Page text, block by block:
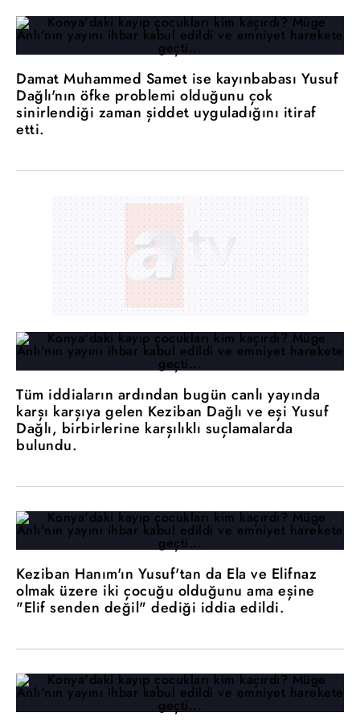
Damat Muhammed Samet ise kayınbabası Yusuf
Dağlı'nın öfke problemi olduğunu çok
sinirlendiği zaman şiddet uyguladığını itiraf
etti.
Tüm iddiaların ardından bugün canlı yayında
karşı karşıya gelen Keziban Dağlı ve eşi Yusuf
Dağlı, birbirlerine karşılıklı suçlamalarda
bulundu.
Keziban Hanım'ın Yusuf'tan da Ela ve Elifnaz
olmak üzere iki çocuğu olduğunu ama eşine
"Elif senden değil" dediği iddia edildi.